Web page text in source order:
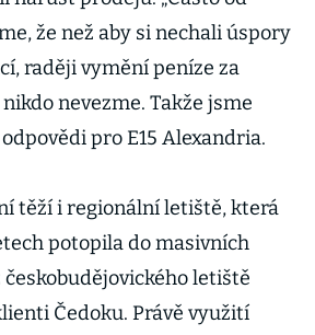
že než aby si nechali úspory
raději vymění peníze za
nevezme. Takže jsme
pro E15 Alexandria.
těží i regionální letiště, která
potopila do masivních
letiště
Čedoku. Právě využití